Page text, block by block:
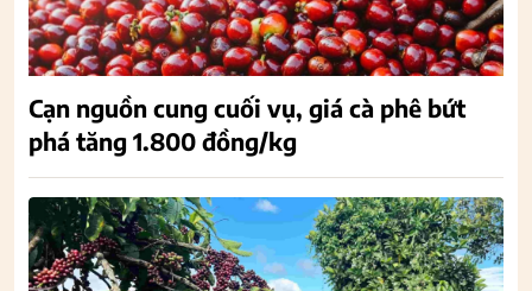
Cạn nguồn cung cuối vụ, giá cà phê bứt
phá tăng 1.800 đồng/kg